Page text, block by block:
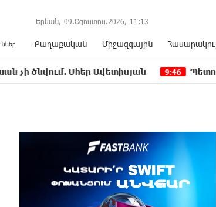
Երևան, 09.Օգոստոս.2026, 11 13
Քաղաքական Միջազգային
Մհեր Ավետիսյան 9:46 Պետությունը